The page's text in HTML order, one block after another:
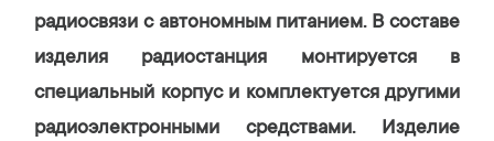
радиосвязи с автономным питанием. В составе
изделия радиостанция монтируется в
специальный корпус и комплектуется другими
радиоэлектронными средствами. Изделие